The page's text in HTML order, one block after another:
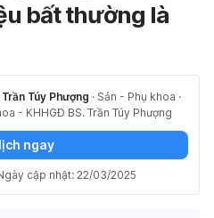
bất thường là
Trần Túy Phượng · Sản - Phụ khoa ·
- KHHGĐ BS. Trần Túy Phượng
ngay
cập nhật: 22/03/2025